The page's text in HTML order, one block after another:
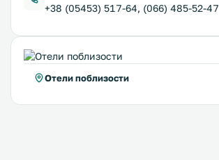
+38 (05453) 517-64, (066) 485-52-47
Отели поблизости